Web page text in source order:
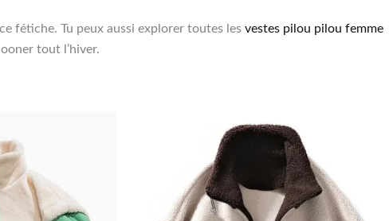
fétiche. Tu peux aussi explorer toutes les vestes pilou pilou femme
tout l’hiver.